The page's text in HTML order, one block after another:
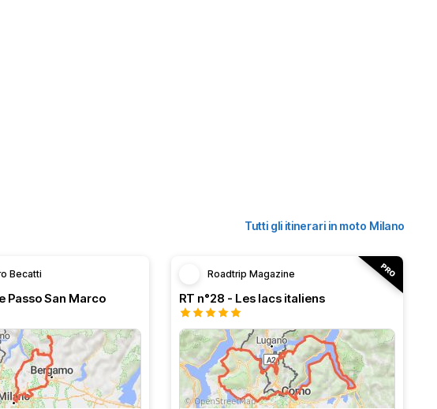
Tutti gli itinerari in moto Milano
Becatti
Passo San Marco
Roadtrip Magazine
RT n°28 - Les lacs italiens